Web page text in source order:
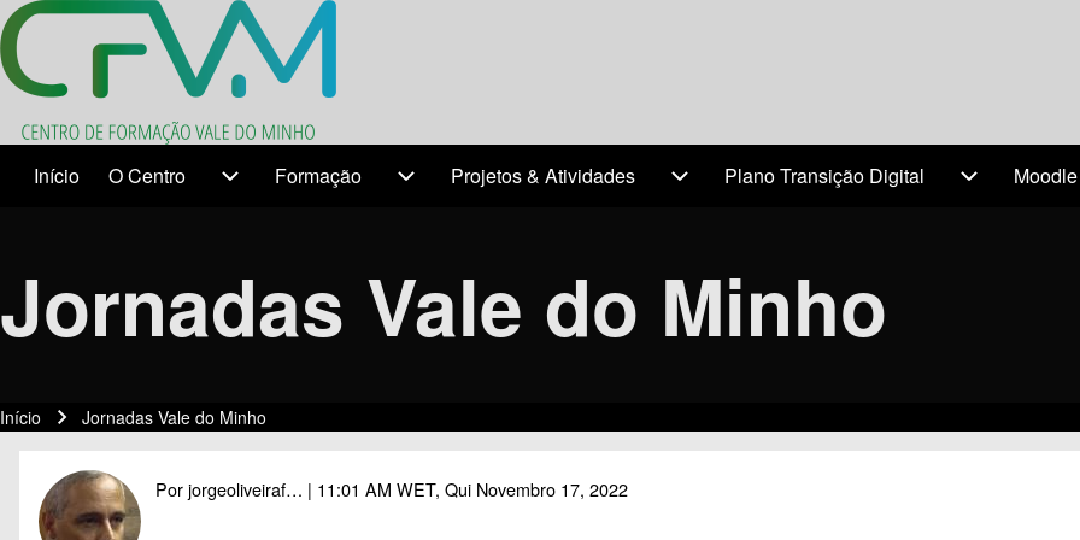
Temas
Início O Centro
O Centro sub-navigation
Formação
Formação sub-navigation
Projetos & Atividades
Projetos & Atividades sub-navigation
Plano Transição Digital Moodle
(opens
Jornadas Vale do Minho
Navegação estrutural
Início Jornadas Vale do Minho
Porjorgeoliveiraf… | 11:01 AM WET, Qui Novembro 17, 2022